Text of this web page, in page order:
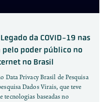
da COVID-19 nas
poder público no
no Brasil
Data Privacy Brasil de Pesquisa
Dados Virais, que teve
tecnologias baseadas no